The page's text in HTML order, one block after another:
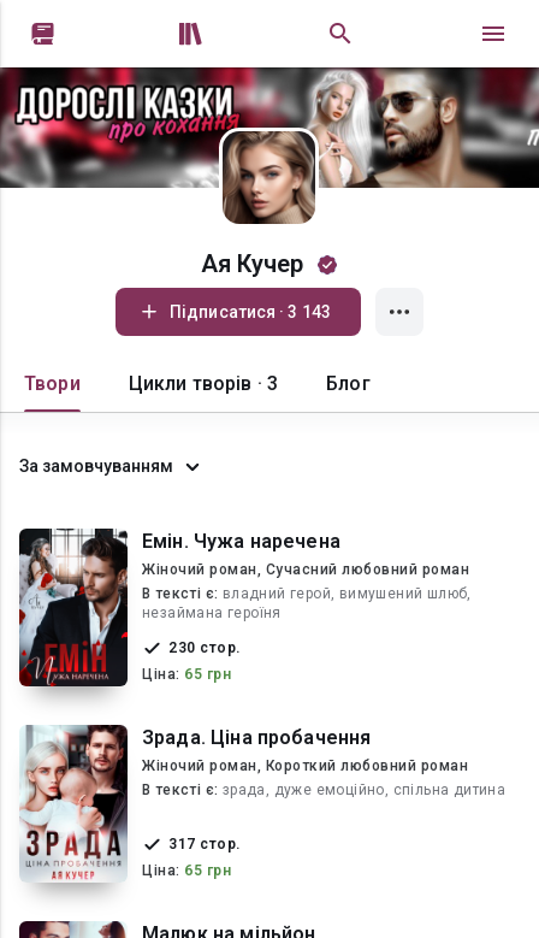
 
Ая Кучер
Підписатися · 3 143
Твори Цикли творів · 3 Блог
За замовчуванням
Емін. Чужа наречена
Жіночий роман, Сучасний любовний роман
В текcті є: владний герой, вимушений шлюб,
незаймана героїня
230 стор.
Ціна: 65 грн
Зрада. Ціна пробачення
Жіночий роман, Короткий любовний роман
В текcті є: зрада, дуже емоційно, спільна дитина
317 стор.
Ціна: 65 грн